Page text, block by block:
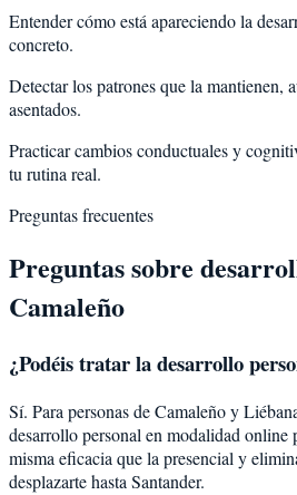
Entender cómo está apareciendo la
concreto.
Detectar los patrones que la mantienen,
asentados.
Practicar cambios conductuales y
tu rutina real.
Preguntas frecuentes
Preguntas sobre
Camaleño
¿Podéis tratar ladesarrollo
Sí. Para personas de Camaleño y
desarrollo personal en modalidad
misma eficacia que la presencial y
desplazarte hasta Santander.